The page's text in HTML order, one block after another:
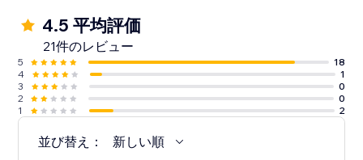
4.5 平均評価
21件のレビュー
5
18
4
1
3
0
2
0
1
2
並び替え： 新しい順